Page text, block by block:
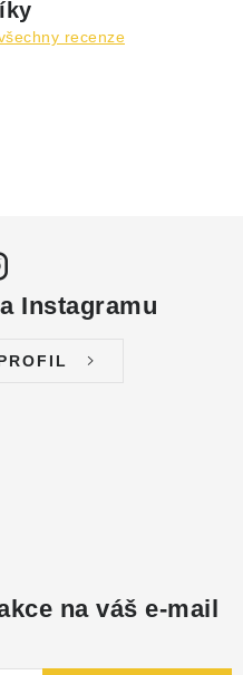
recenze
Instagramu
na váš e-mail